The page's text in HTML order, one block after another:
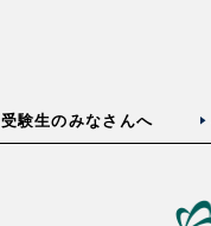
受験生のみなさんへ